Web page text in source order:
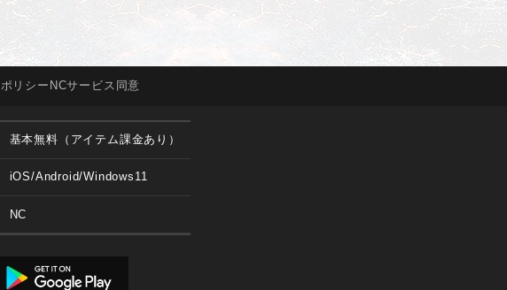
ポリシー NCサービス 同意
基本無料（アイテム課金あり）
iOS/Android/Windows11
NC